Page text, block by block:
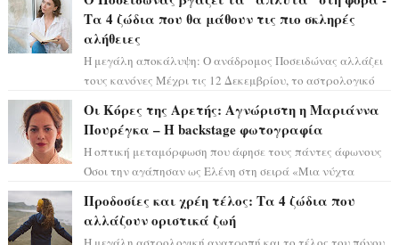
Τα 4 ζώδια που θα μάθουν τις πιο σκληρές
αλήθειες
Η μεγάλη αποκάλυψη: Ο ανάδρομος Ποσειδώνας αλλάζει
τους κανόνες Μέχρι τις 12 Δεκεμβρίου, το αστρολογικό
Οι Κόρες της Αρετής: Αγνώριστη η Μαριάννα
Πουρέγκα – H backstage φωτογραφία
Η οπτική μεταμόρφωση που άφησε τους πάντες άφωνους
Όσοι την αγάπησαν ως Ελένη στη σειρά «Μια νύχτα
Προδοσίες και χρέη τέλος: Τα 4 ζώδια που
αλλάζουν οριστικά ζωή